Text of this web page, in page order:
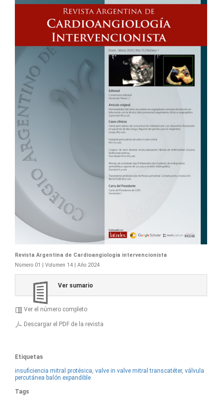
Revista Argentina de Cardioangiología intervencionista
Número 01 | Volumen 14 | Año 2024
Ver sumario
Ver el número completo
Descargar el PDF de la revista
Etiquetas
insuficiencia mitral protésica, valve in valve mitral transcatéter, válvula
percutánea balón expandible
Tags